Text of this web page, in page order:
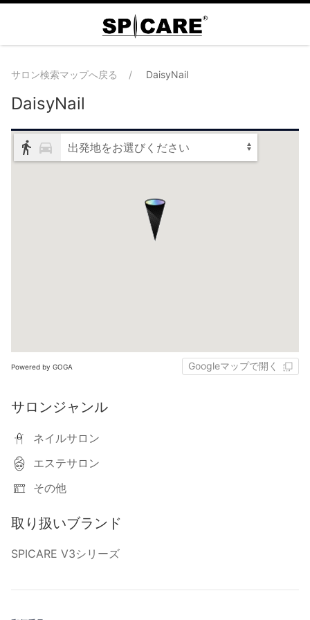
サロン検索マップへ戻る DaisyNail
DaisyNail
出発地をお選びください
Powered by GOGA Googleマップで開く
サロンジャンル
ネイルサロン
エステサロン
その他
取り扱いブランド
SPICARE V3シリーズ